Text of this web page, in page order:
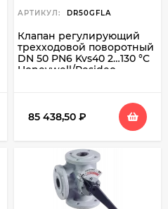
АРТИКУЛ: DR50GFLA
Клапан регулирующий
трехходовой поворотный
DN 50 PN6 Kvs40 2…130 °C
Honeywell/Resideo
85 438,50 ₽